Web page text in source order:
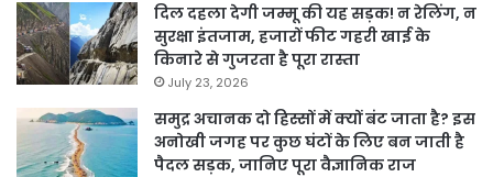
दिल दहला देगी जम्मू की यह सड़क! न रेलिंग, न
सुरक्षा इंतजाम, हजारों फीट गहरी खाई के
किनारे से गुजरता है पूरा रास्ता
July 23, 2026
समुद्र अचानक दो हिस्सों में क्यों बंट जाता है? इस
अनोखी जगह पर कुछ घंटों के लिए बन जाती है
पैदल सड़क, जानिए पूरा वैज्ञानिक राज